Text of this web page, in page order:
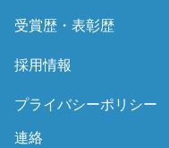
受賞歴・表彰歴
採用情報
プライバシーポリシー
連絡